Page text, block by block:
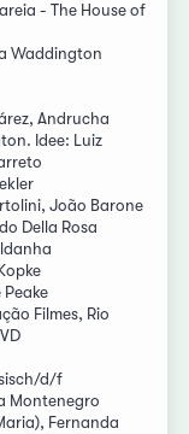
- The House of
Waddington
Andrucha
Idee: Luiz
João Barone
Della Rosa
Peake
Filmes, Rio
d/f
Montenegro
Fernanda